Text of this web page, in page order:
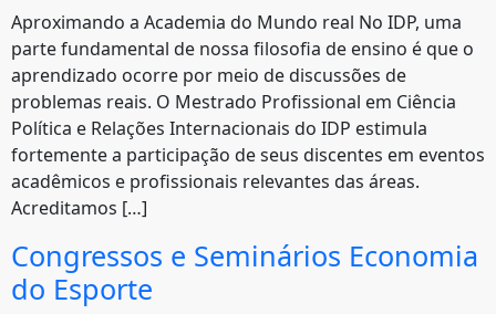
Aproximando a Academia do Mundo real No IDP, uma
parte fundamental de nossa filosofia de ensino é que o
aprendizado ocorre por meio de discussões de
problemas reais. O Mestrado Profissional em Ciência
Política e Relações Internacionais do IDP estimula
fortemente a participação de seus discentes em eventos
acadêmicos e profissionais relevantes das áreas.
Acreditamos […]
Congressos e Seminários Economia
do Esporte